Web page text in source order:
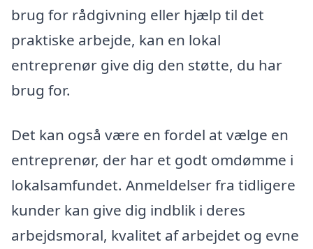
brug for rådgivning eller hjælp til det
praktiske arbejde, kan en lokal
entreprenør give dig den støtte, du har
brug for.
Det kan også være en fordel at vælge en
entreprenør, der har et godt omdømme i
lokalsamfundet. Anmeldelser fra tidligere
kunder kan give dig indblik i deres
arbejdsmoral, kvalitet af arbejdet og evne